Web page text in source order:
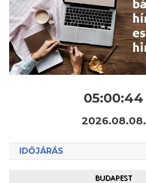
05:00:45
2026.08.08.
IDŐJÁRÁS
BUDAPEST